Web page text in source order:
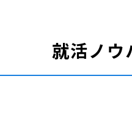
就活ノウ